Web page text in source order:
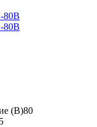
(В)80